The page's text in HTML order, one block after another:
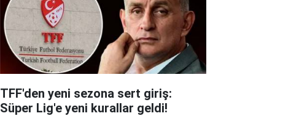
TFF'den yeni sezona sert giriş:
Süper Lig'e yeni kurallar geldi!